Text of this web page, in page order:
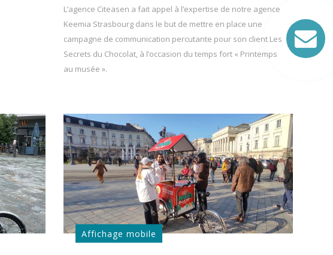
L’agence Citeasen a fait appel à l’expertise de notre agence
Keemia Strasbourg dans le but de mettre en place une
campagne de communication percutante pour son client Les
Secrets du Chocolat, à l’occasion du temps fort « Printemps
au musée ».
Affichage mobile